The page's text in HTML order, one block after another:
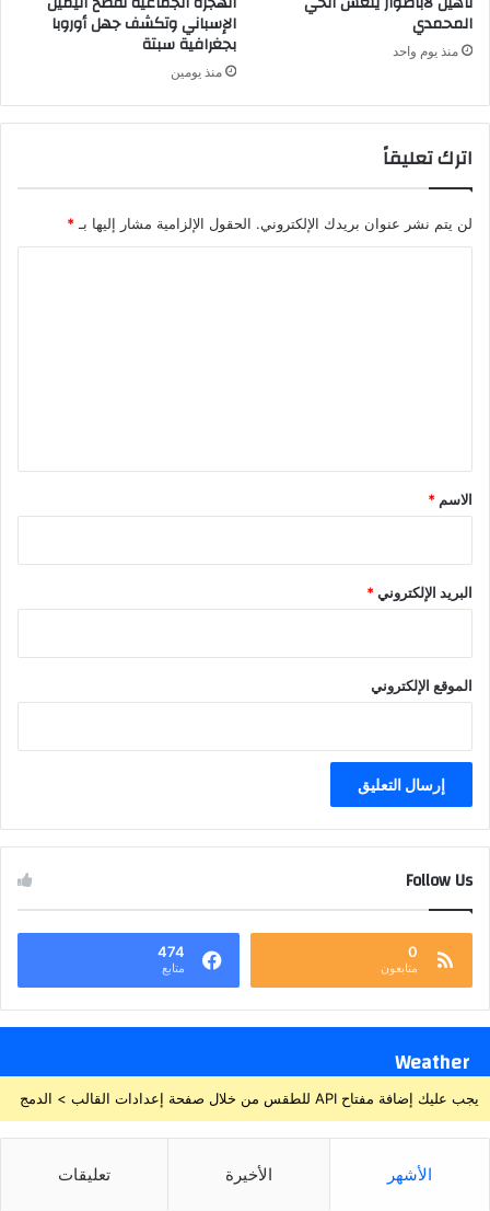
المحمدي
منذ يوم واحد
الإسباني وتكشف جهل أوروبا
بجغرافية سبتة
منذ يومين
اترك تعليقاً
لن يتم نشر عنوان بريدك الإلكتروني. الحقول الإلزامية مشار إليها بـ *
*
الاسم *
البريد الإلكتروني*
الموقع الإلكتروني
Follow Us
0
متابعون
474
متابع
Weather
يجب عليك إضافة مفتاح API للطقس من خلال صفحة إعدادات القالب > الدمج
الأشهر الأخيرة تعليقات